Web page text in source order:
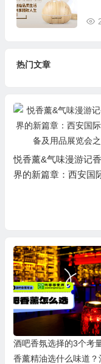
热门文章
悦香薰&气味漫游记
界的新篇章：西安国
酒吧香氛选择的3个考
香薰精油选什么味道？